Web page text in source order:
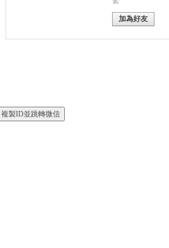
加為好友
複製ID並跳轉微信